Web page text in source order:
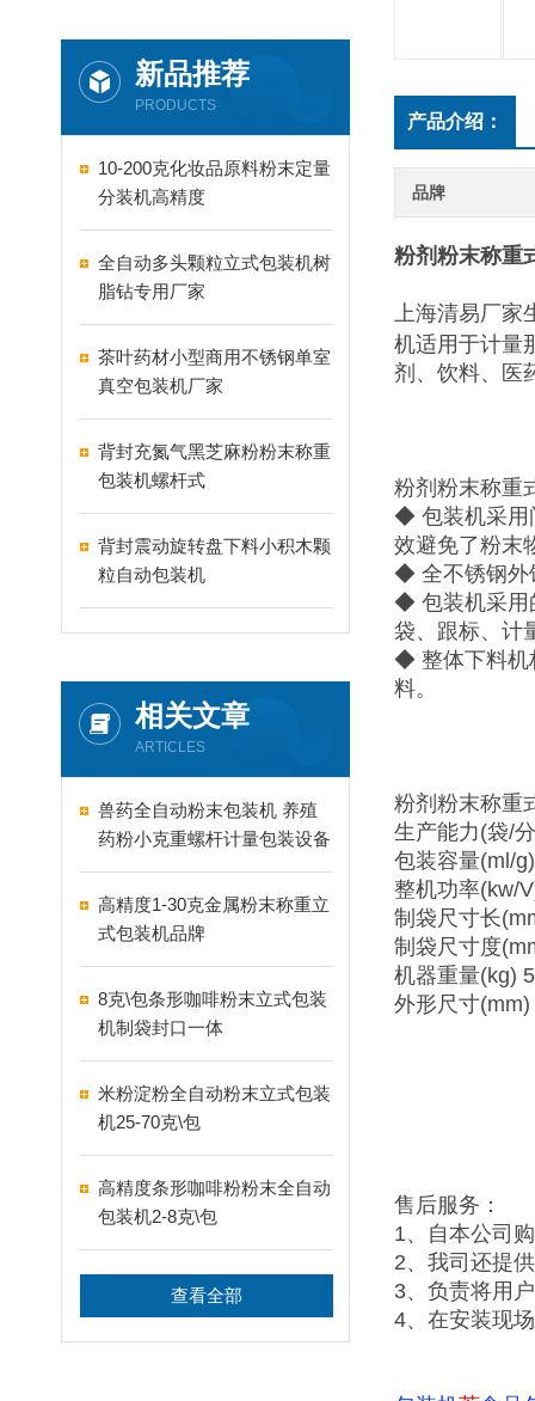
新品推荐
PRODUCTS
10-200克化妆品原料粉末定量
分装机高精度
全自动多头颗粒立式包装机树
脂钻专用厂家
茶叶药材小型商用不锈钢单室
真空包装机厂家
背封充氮气黑芝麻粉粉末称重
包装机螺杆式
背封震动旋转盘下料小积木颗
粒自动包装机
相关文章
ARTICLES
兽药全自动粉末包装机 养殖
药粉小克重螺杆计量包装设备
高精度1-30克金属粉末称重立
式包装机品牌
8克\包条形咖啡粉末立式包装
机制袋封口一体
米粉淀粉全自动粉末立式包装
机25-70克\包
高精度条形咖啡粉粉末全自动
包装机2-8克\包
查看全部
产品介绍：
品牌
粉剂粉末称重
上海清易厂家
机适用于计量
剂、饮料、医
粉剂粉末称重
◆ 包装机采用
效避免了粉末
◆ 全不锈钢外
◆ 包装机采用
袋、跟标、计
◆ 整体下料机
料。
粉剂粉末称重
生产能力(袋/
包装容量(ml/
整机功率(kw/
制袋尺寸长
制袋尺寸度
机器重量(kg)
外形尺寸
售后服务：
1、自本公司
2、我司还提
3、负责将用
4、在安装现